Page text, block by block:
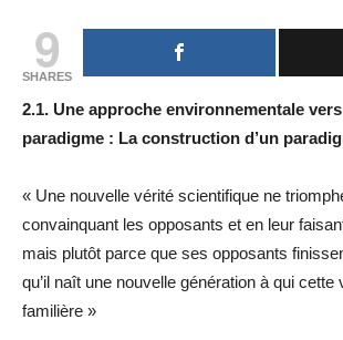
9
SHARES
2.1. Une approche environnementale
paradigme : La construction d’un
« Une nouvelle vérité scientifique ne
convainquant les opposants et en leur
mais plutôt parce que ses opposants
qu’il naît une nouvelle génération à qui cette
familière »